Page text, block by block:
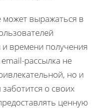
может выражаться в
и времени получения
рассылка не
но и
о своих
ценную